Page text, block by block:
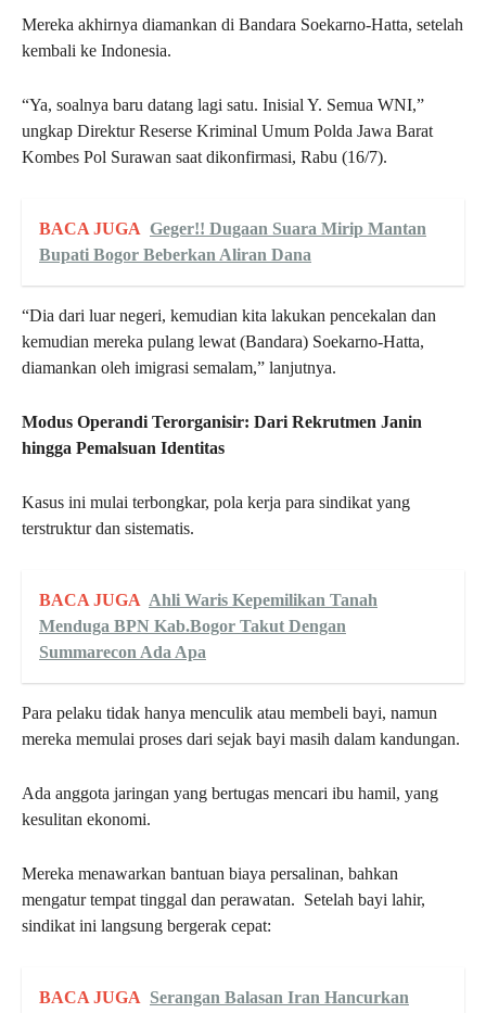
Mereka akhirnya diamankan di Bandara Soekarno-Hatta, setelah
kembali ke Indonesia.
“Ya, soalnya baru datang lagi satu. Inisial Y. Semua WNI,”
ungkap Direktur Reserse Kriminal Umum Polda Jawa Barat
Kombes Pol Surawan saat dikonfirmasi, Rabu (16/7).
BACA JUGA Geger!! Dugaan Suara Mirip Mantan
Bupati Bogor Beberkan Aliran Dana
“Dia dari luar negeri, kemudian kita lakukan pencekalan dan
kemudian mereka pulang lewat (Bandara) Soekarno-Hatta,
diamankan oleh imigrasi semalam,” lanjutnya.
Modus Operandi Terorganisir: Dari Rekrutmen Janin
hingga Pemalsuan Identitas
Kasus ini mulai terbongkar, pola kerja para sindikat yang
terstruktur dan sistematis.
BACA JUGA Ahli Waris Kepemilikan Tanah
Menduga BPN Kab.Bogor Takut Dengan
Summarecon Ada Apa
Para pelaku tidak hanya menculik atau membeli bayi, namun
mereka memulai proses dari sejak bayi masih dalam kandungan.
Ada anggota jaringan yang bertugas mencari ibu hamil, yang
kesulitan ekonomi.
Mereka menawarkan bantuan biaya persalinan, bahkan
mengatur tempat tinggal dan perawatan. Setelah bayi lahir,
sindikat ini langsung bergerak cepat:
BACA JUGA Serangan Balasan Iran Hancurkan